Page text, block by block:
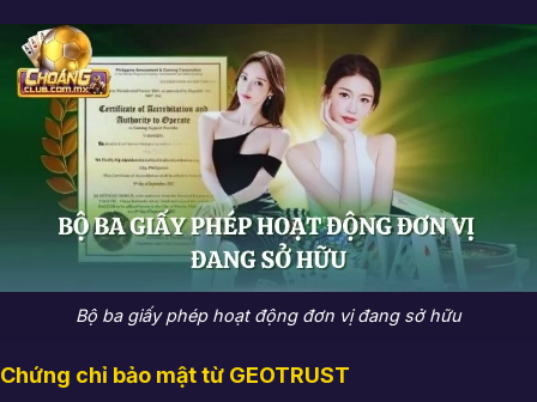
Bộ ba giấy phép hoạt động đơn vị đang sở hữu
Chứng chỉ bảo mật từ GEOTRUST